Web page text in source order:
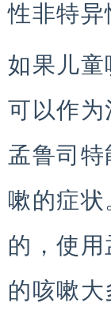
性非特异
如果儿
可以作
孟鲁司
嗽的症
的，使
的咳嗽